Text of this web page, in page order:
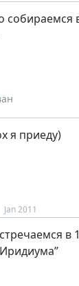
собираемся
я приеду)
Jan 2011
в